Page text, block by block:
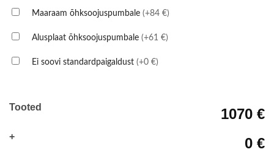
Maaraam õhksoojuspumbale (+84 €)
Alusplaat õhksoojuspumbale (+61 €)
Ei soovi standardpaigaldust (+0 €)
Tooted 1070 €
+ 0 €